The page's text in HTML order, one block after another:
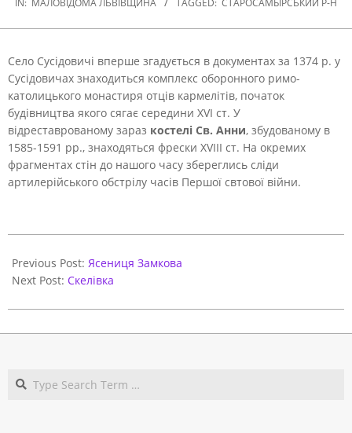
IN: МАЛОВІДОМА ЛЬВІВЩИНА TAGGED: СТАРОСАМБІРСЬКИЙ Р-Н
Село Сусідовичі вперше згадується в документах за 1374 р. у
Сусідовичах знаходиться комплекс оборонного римо-
католицького монастиря отців кармелітів, початок
будівництва якого сягає середини XVI ст. У
відреставрованому зараз костелі Св. Анни, збудованому в
1585-1591 рр., знаходяться фрески XVIII ст. На окремих
фрагментах стін до нашого часу збереглись сліди
артилерійського обстрілу часів Першої свтової війни.
11-
07
Previous Post: Ясениця Замкова
Next Post: Скелівка